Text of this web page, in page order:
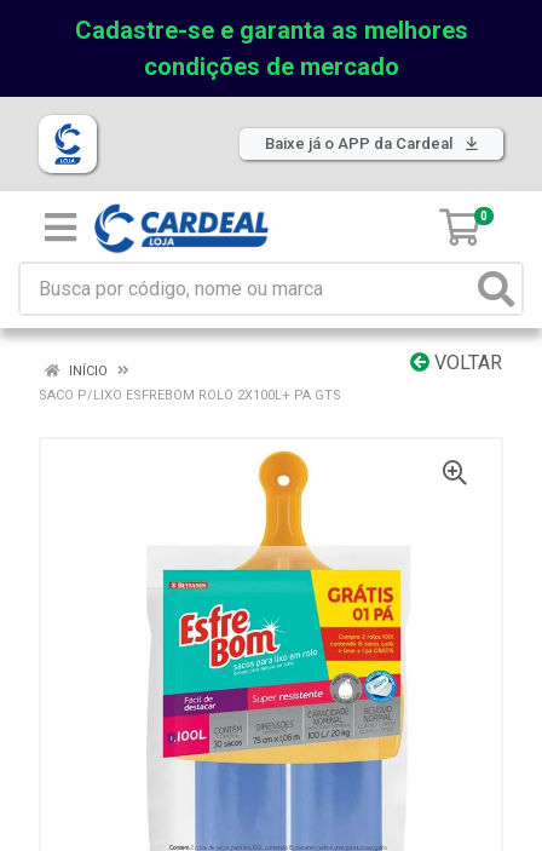
Cadastre-se e garanta as melhores
condições de mercado
Baixe já o APP da Cardeal
0
VOLTAR
INÍCIO
SACO P/LIXO ESFREBOM ROLO 2X100L+ PA GTS